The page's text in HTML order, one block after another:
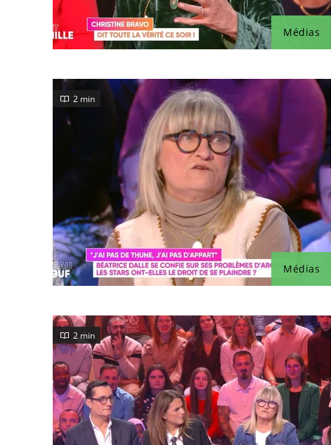
Médias
Médias
2 min
2 min